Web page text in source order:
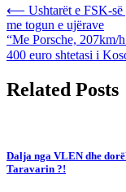
Post
navigation
⟵ Ushtarët e FSK-
me togun e ujërave
“Me Porsche, 207km/
400 euro shtetasi i
Related Posts
Dalja nga VLEN dhe
Taravarin ?!